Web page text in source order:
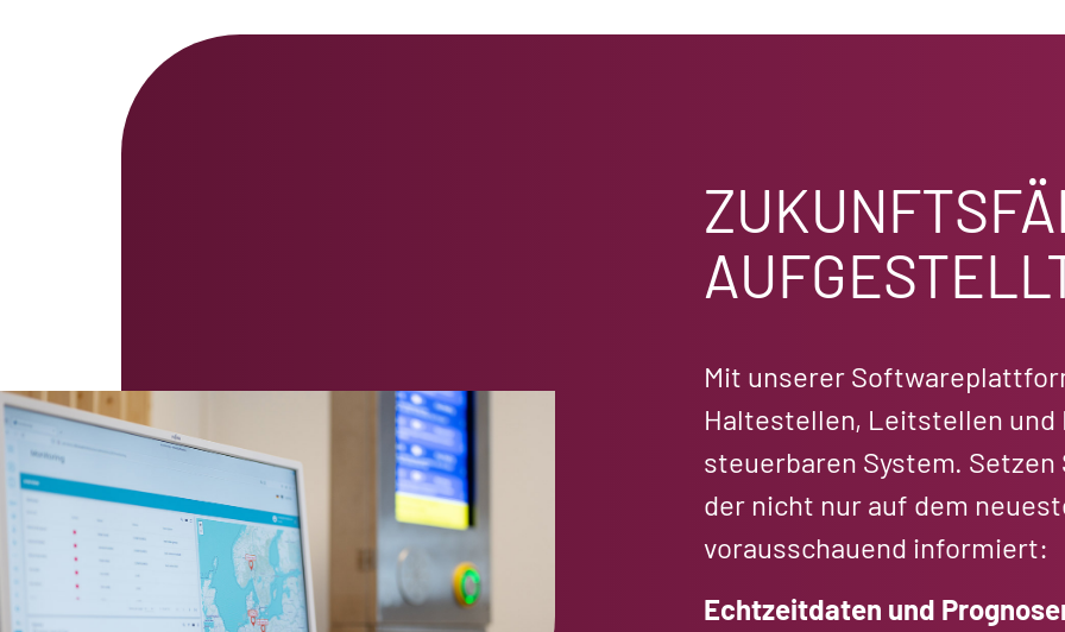
Mit unserer
Haltestellen, Leitstellen und
steuerbaren System.
der nicht nur auf dem
vorausschauend informiert:
Echtzeitdaten und